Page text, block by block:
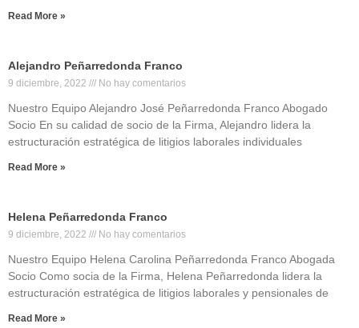
Read More »
Alejandro Peñarredonda Franco
9 diciembre, 2022 No hay comentarios
Nuestro Equipo Alejandro José Peñarredonda Franco Abogado
Socio En su calidad de socio de la Firma, Alejandro lidera la
estructuración estratégica de litigios laborales individuales
Read More »
Helena Peñarredonda Franco
9 diciembre, 2022 No hay comentarios
Nuestro Equipo Helena Carolina Peñarredonda Franco Abogada
Socio Como socia de la Firma, Helena Peñarredonda lidera la
estructuración estratégica de litigios laborales y pensionales de
Read More »